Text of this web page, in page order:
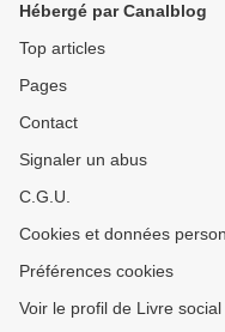
Hébergé par Canalblog
Top articles
Pages
Contact
Signaler un abus
C.G.U.
Cookies et données
Préférences cookies
Voir le profil de Livre